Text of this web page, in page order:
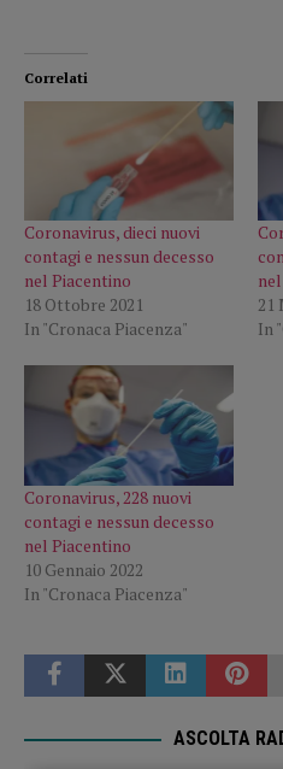
Correlati
Coronavirus, dieci nuovi
contagi e nessun decesso
nel Piacentino
18 Ottobre 2021
In "Cronaca Piacenza"
21
In
Coronavirus, 228 nuovi
contagi e nessun decesso
nel Piacentino
10 Gennaio 2022
In "Cronaca Piacenza"
ASCOLTA